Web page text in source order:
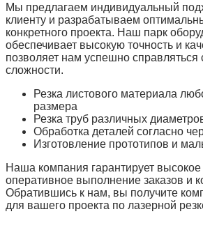
Мы предлагаем индивидуальный
клиенту и разрабатываем
конкретного проекта. Наш парк
обеспечивает высокую точность и
позволяет нам успешно
сложности.
Резка листового материала
размера
Резка труб различных
Обработка деталей согласно
Изготовление прототипов и
Наша компания гарантирует высокое
оперативное выполнение заказов и
Обратившись к нам, вы получите
для вашего проекта по лазерной